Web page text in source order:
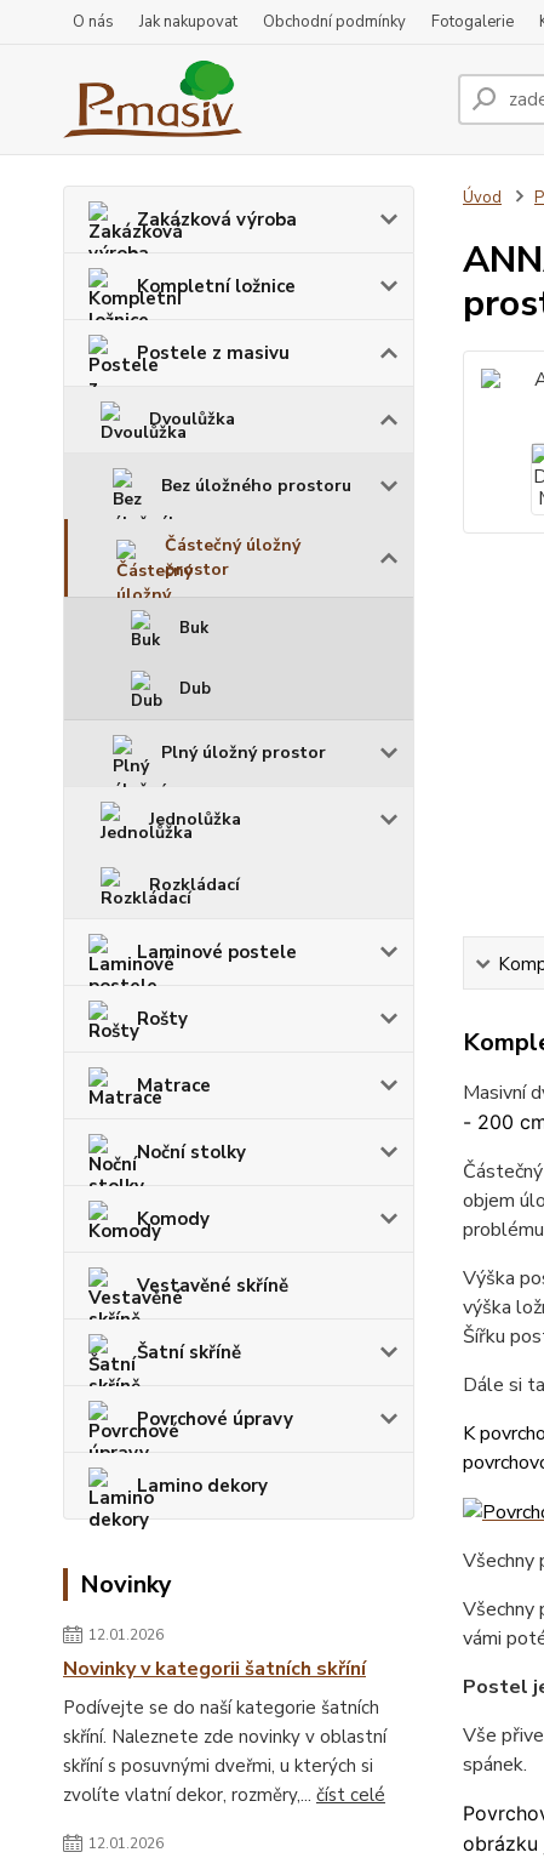
O nás Jak nakupovat Obchodní podmínky Fotogalerie
Zakázková výroba
Kompletní ložnice
Postele z masivu
Dvoulůžka
Bez úložného prostoru
Částečný úložný
prostor
Buk
Dub
Plný úložný prostor
Jednolůžka
Rozkládací
Laminové postele
Rošty
Matrace
Noční stolky
Komody
Vestavěné skříně
Šatní skříně
Povrchové úpravy
Lamino dekory
Novinky
12.01.2026
Novinky v kategorii šatních skříní
Podívejte se do naší kategorie šatních
skříní. Naleznete zde novinky v oblastní
skříní s posuvnými dveřmi, u kterých si
zvolíte vlatní dekor, rozměry,... číst celé
12.01.2026
Úvod
Masivní
- 200
objem
Výška
výška
Šířku
Dále si
K
Všechny
Všechny
vámi
Postel
Vše
spánek.
obrázku